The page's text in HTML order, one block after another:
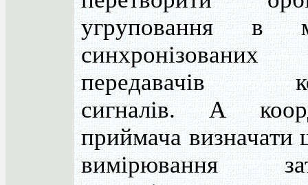
угруповання в
синхронізованих
передавачів
сигналів. А
приймача визначати
вимірювання